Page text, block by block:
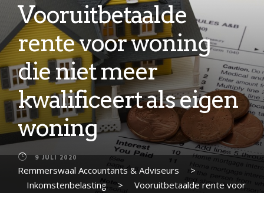
Vooruitbetaalde
rente voor woning
die niet meer
kwalificeert als eigen
woning
9 JULI 2020
Remmerswaal Accountants & Adviseurs
>
Inkomstenbelasting
>
Vooruitbetaalde rente voor